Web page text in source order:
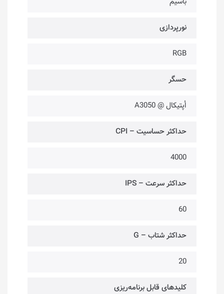
نورپردازی
RGB
حسگر
اُپتیکال @ A3050
حداکثر حساسیت – CPI
4000
حداکثر سرعت – IPS
60
حداکثر شتاب – G
20
کلیدهای قابل برنامه‌ریزی